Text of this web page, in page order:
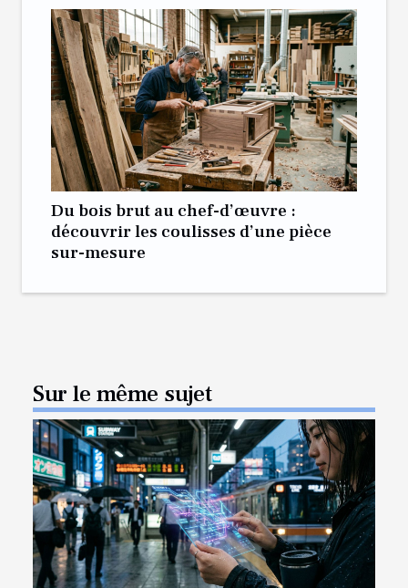
Du bois brut au chef-d’œuvre :
découvrir les coulisses d’une pièce
sur-mesure
Sur le même sujet